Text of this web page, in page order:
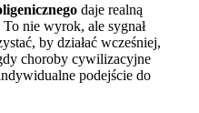
daje realną
nie wyrok, ale sygnał
by działać wcześniej,
choroby cywilizacyjne
podejście do